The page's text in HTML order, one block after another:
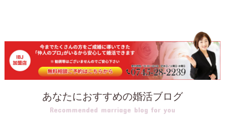
あなたにおすすめの婚活ブログ
Recommended marriage blog for you